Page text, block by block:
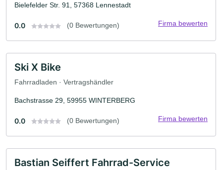
Bielefelder Str. 91, 57368 Lennestadt
0.0 (0 Bewertungen) Firma bewerten
Ski X Bike
Fahrradladen · Vertragshändler
Bachstrasse 29, 59955 WINTERBERG
0.0 (0 Bewertungen) Firma bewerten
Bastian Seiffert Fahrrad-Service